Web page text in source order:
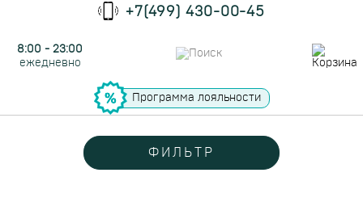
+7(499) 430-00-45
8:00 - 23:00
ежедневно
Программа лояльности
ФИЛЬТР